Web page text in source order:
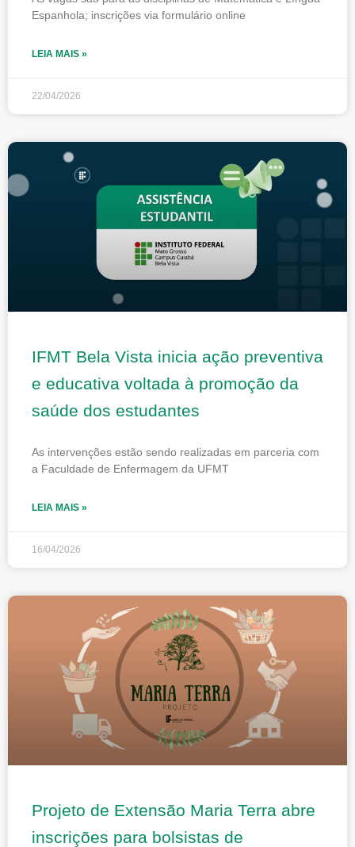
Espanhola; inscrições via formulário online
LEIA MAIS »
22/04/2026
IFMT Bela Vista inicia ação preventiva
e educativa voltada à promoção da
saúde dos estudantes
As intervenções estão sendo realizadas em parceria com
a Faculdade de Enfermagem da UFMT
LEIA MAIS »
16/04/2026
Projeto de Extensão Maria Terra abre
inscrições para bolsistas de